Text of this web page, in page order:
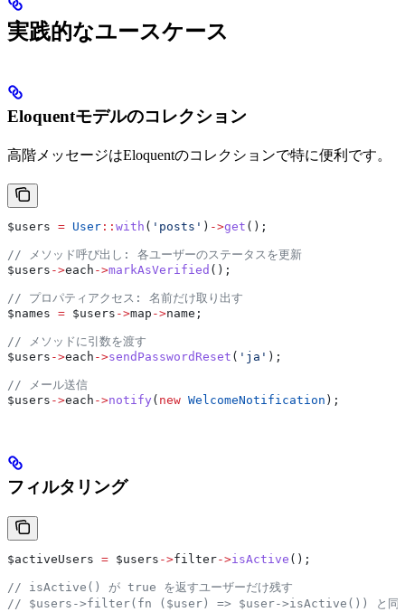
実践的なユースケース
Eloquentモデルのコレクション
高階メッセージはEloquentのコレクションで特に便利です。
$users = User :: with ( 'posts' ) ->get ();
// メソッド呼び出し: 各ユーザーのステータスを更新
$users ->each ->markAsVerified ();
// プロパティアクセス: 名前だけ取り出す
$names = $users ->map ->name ;
// メソッドに引数を渡す
$users ->each ->sendPasswordReset ( 'ja' );
// メール送信
$users ->each ->notify ( new WelcomeNotification );
フィルタリング
$activeUsers = $users ->filter->isActive ();
// isActive() が true を返すユーザーだけ残す
// $users->filter(fn ($user) => $user->isActive()) と同